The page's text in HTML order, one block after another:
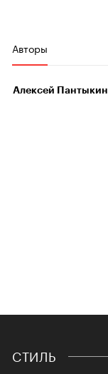
Авторы
Алексей Пантыкин
СТИЛЬ